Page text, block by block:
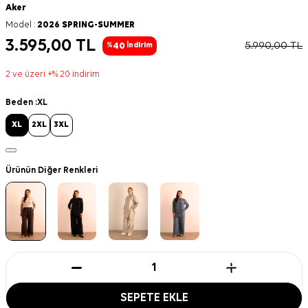
Aker
Model : 2026 SPRING-SUMMER
3.595,00 TL %40 İndirim 5.990,00TL
2 ve üzeri +% 20 indirim
Beden :XL
XL 2XL 3XL
Ürünün Diğer Renkleri
SEPETE EKLE